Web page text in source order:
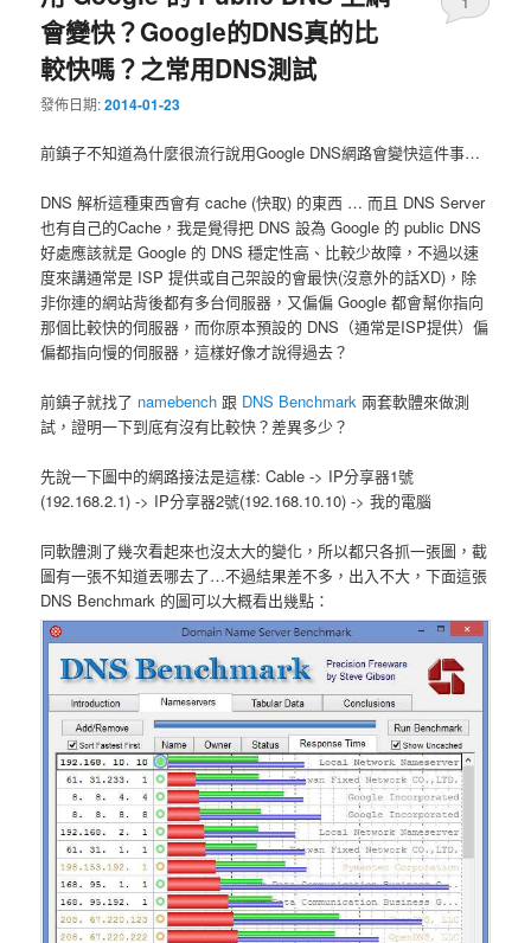
會變快？Google的DNS真的比
較快嗎？之常用DNS測試
發佈日期:2014-01-23
前鎮子不知道為什麼很流行說用Google DNS網路會變快這件事…
DNS 解析這種東西會有 cache (快取) 的東西 … 而且 DNS Server
也有自己的Cache，我是覺得把 DNS 設為 Google 的 public DNS
好處應該就是 Google 的 DNS 穩定性高、比較少故障，不過以速
度來講通常是 ISP 提供或自己架設的會最快(沒意外的話XD)，除
非你連的網站背後都有多台伺服器，又偏偏 Google 都會幫你指向
那個比較快的伺服器，而你原本預設的 DNS（通常是ISP提供）偏
偏都指向慢的伺服器，這樣好像才說得過去？
前鎮子就找了 namebench 跟 DNS Benchmark 兩套軟體來做測
試，證明一下到底有沒有比較快？差異多少？
先說一下圖中的網路接法是這樣: Cable -> IP分享器1號
(192.168.2.1) -> IP分享器2號(192.168.10.10) -> 我的電腦
同軟體測了幾次看起來也沒太大的變化，所以都只各抓一張圖，截
圖有一張不知道丟哪去了…不過結果差不多，出入不大，下面這張
DNS Benchmark 的圖可以大概看出幾點：